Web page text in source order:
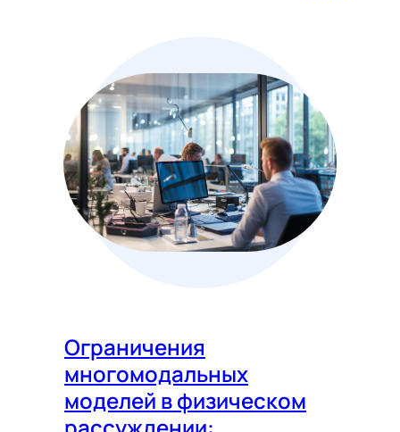
Ограничения
многомодальных
моделей в физическом